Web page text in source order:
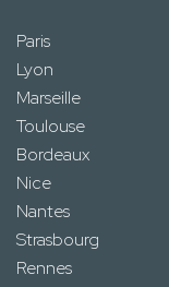
Paris
Lyon
Marseille
Toulouse
Bordeaux
Nice
Nantes
Strasbourg
Rennes